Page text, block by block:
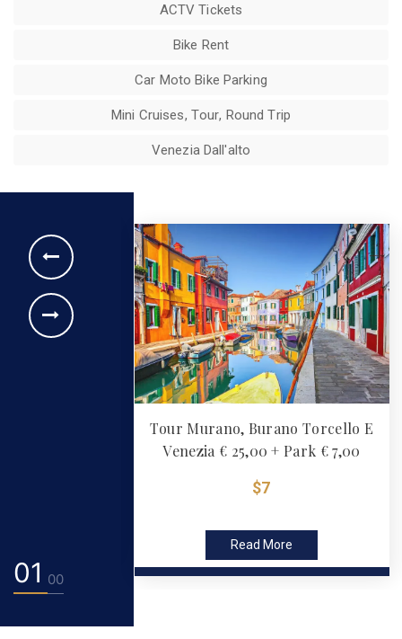
ACTV Tickets
Bike Rent
Car Moto Bike Parking
Mini Cruises, Tour, Round Trip
Venezia Dall'alto
02 05
Tour Murano, Burano Torcello E
Venezia € 25,00 + Park € 7,00
$7
Read More